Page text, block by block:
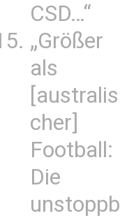
CSD…“
„Größer
als
[australis
cher]
Football:
Die
unstoppb